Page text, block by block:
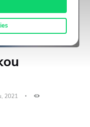
2021